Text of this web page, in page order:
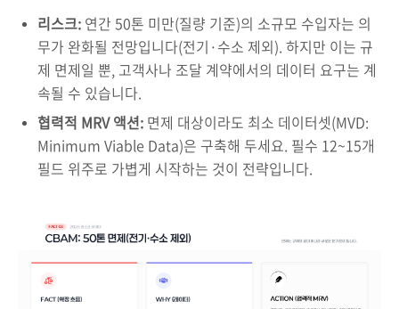
리스크: 연간 50톤 미만(질량 기준)의 소규모 수입자는 의
무가 완화될 전망입니다(전기·수소 제외). 하지만 이는 규
제 면제일 뿐, 고객사나 조달 계약에서의 데이터 요구는 계
속될 수 있습니다.
협력적 MRV 액션: 면제 대상이라도 최소 데이터셋(MVD:
Minimum Viable Data)은 구축해 두세요. 필수 12~15개
필드 위주로 가볍게 시작하는 것이 전략입니다.